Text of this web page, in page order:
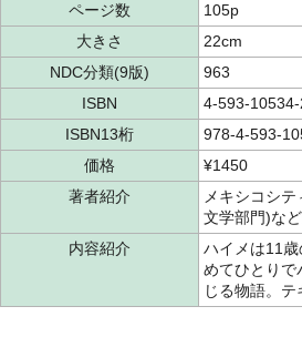
ページ数
105p
大きさ
22cm
NDC分類(9版)
963
ISBN
4-593-10534-
ISBN13桁
978-4-593-
価格
¥1450
著者紹介
メキシコシ
文学部門)など
内容紹介
ハイメは11
めてひとり
じる物語。テ